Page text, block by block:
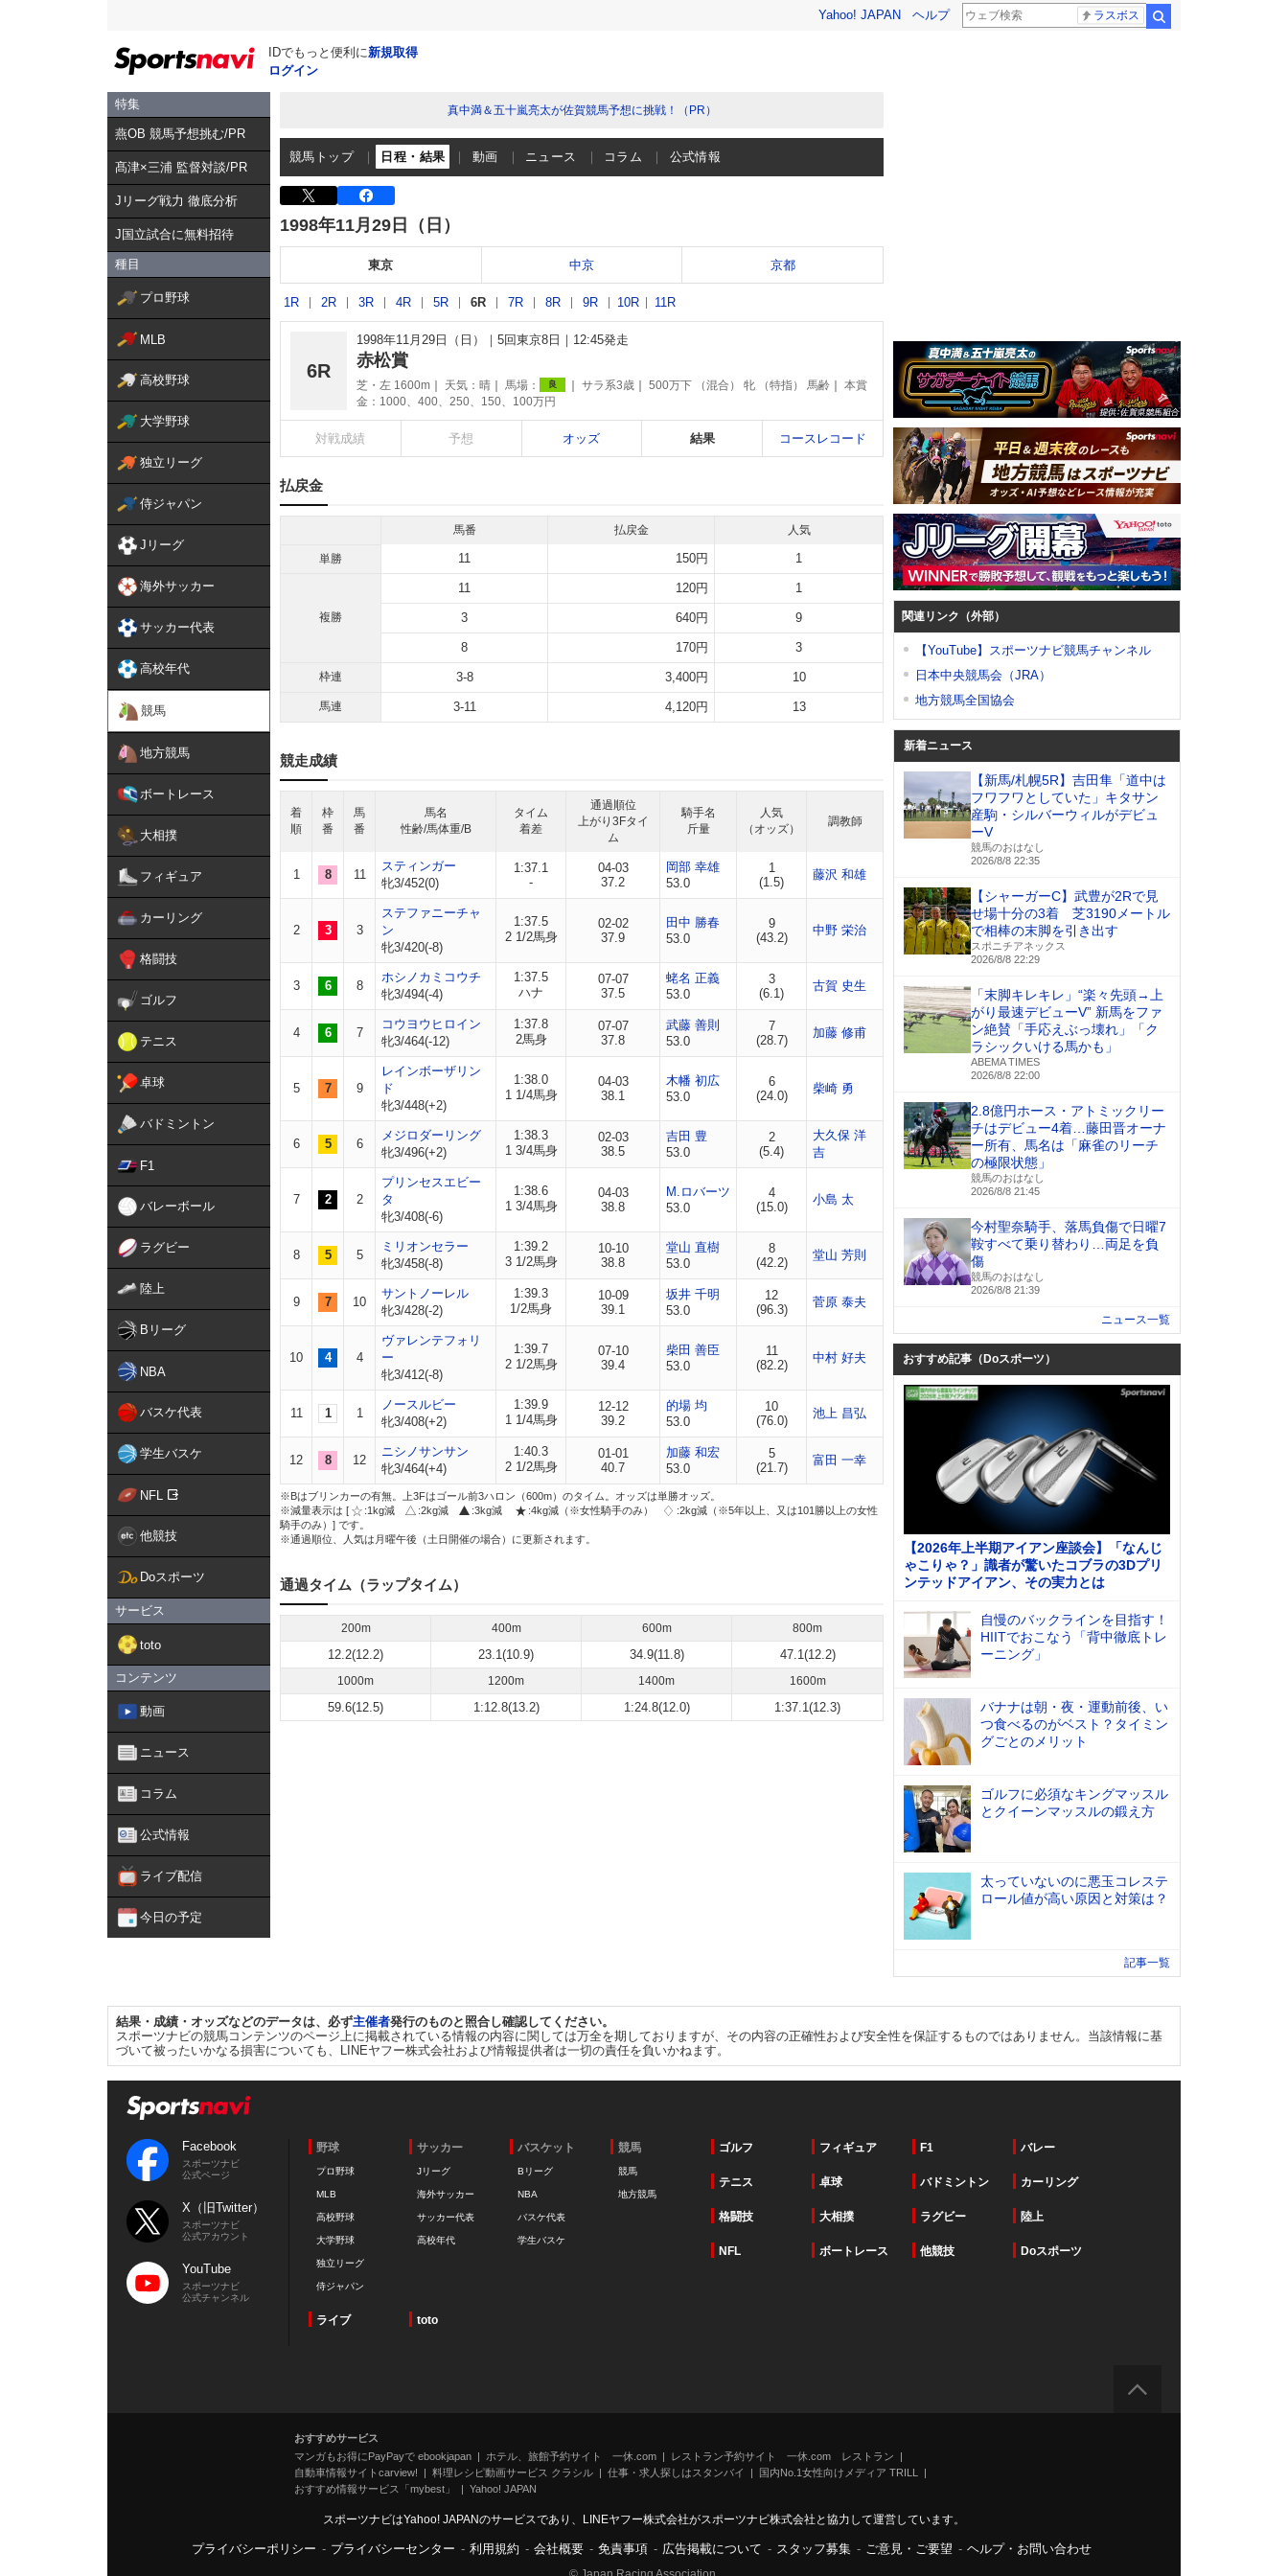
Yahoo! JAPAN ヘルプ ラスボス
IDでもっと便利に新規取得
ログイン
特集
燕OB 競馬予想挑む/PR
髙津×三浦 監督対談/PR
Jリーグ戦力 徹底分析
J国立試合に無料招待
種目
プロ野球
MLB
高校野球
大学野球
独立リーグ
侍ジャパン
Jリーグ
海外サッカー
サッカー代表
高校年代
競馬
地方競馬
ボートレース
大相撲
フィギュア
カーリング
格闘技
ゴルフ
テニス
卓球
バドミントン
F1
バレーボール
ラグビー
陸上
Bリーグ
NBA
バスケ代表
学生バスケ
NFL
他競技
Doスポーツ
サービス
toto
コンテンツ
動画
ニュース
コラム
公式情報
ライブ配信
今日の予定
真中満＆五十嵐亮太が佐賀競馬予想に挑戦！（PR）
競馬トップ 日程・結果 動画 ニュース コラム 公式情報
1998年11月29日（日）
東京 中京 京都
1R 2R 3R 4R 5R 6R 7R 8R 9R 10R 11R
6R
1998年11月29日（日） 5回東京8日 12:45発走
赤松賞
芝・左 1600m 天気： 晴 馬場： 良 サラ系3歳 500万下 （混合） 牝 （特指） 馬齢
本賞
金：1000、400、250、150、100万円
対戦成績 予想 オッズ 結果 コースレコード
払戻金
馬番 払戻金 人気
単勝 11 150円 1
複勝
11 120円 1
3 640円 9
8 170円 3
枠連 3-8 3,400円 10
馬連 3-11 4,120円 13
競走成績
着
順
枠
番
馬
番
馬名
性齢/馬体重/B
タイム
着差
通過順位
上がり3Fタイ
ム
騎手名
斤量
人気
（オッズ）
調教師
1 8 11
スティンガー
牝3/452(0)
1:37.1
-
04-03
37.2
岡部 幸雄
53.0
1
(1.5)
藤沢 和雄
2 3 3
ステファニーチャ
ン
牝3/420(-8)
1:37.5
2 1/2馬身
02-02
37.9
田中 勝春
53.0
9
(43.2)
中野 栄治
3 6 8
ホシノカミコウチ
牝3/494(-4)
1:37.5
ハナ
07-07
37.5
蛯名 正義
53.0
3
(6.1)
古賀 史生
4 6 7
コウヨウヒロイン
牝3/464(-12)
1:37.8
2馬身
07-07
37.8
武藤 善則
53.0
7
(28.7)
加藤 修甫
5 7 9
レインボーザリン
ド
牝3/448(+2)
1:38.0
1 1/4馬身
04-03
38.1
木幡 初広
53.0
6
(24.0)
柴崎 勇
6 5 6
メジロダーリング
牝3/496(+2)
1:38.3
1 3/4馬身
02-03
38.5
吉田 豊
53.0
2
(5.4)
大久保 洋
吉
7 2 2
プリンセスエビー
タ
牝3/408(-6)
1:38.6
1 3/4馬身
04-03
38.8
M.ロバーツ
53.0
4
(15.0)
小島 太
8 5 5
ミリオンセラー
牝3/458(-8)
1:39.2
3 1/2馬身
10-10
38.8
堂山 直樹
53.0
8
(42.2)
堂山 芳則
9 7 10
サントノーレル
牝3/428(-2)
1:39.3
1/2馬身
10-09
39.1
坂井 千明
53.0
12
(96.3)
菅原 泰夫
10 4 4
ヴァレンテフォリ
ー
牝3/412(-8)
1:39.7
2 1/2馬身
07-10
39.4
柴田 善臣
53.0
11
(82.2)
中村 好夫
11 1 1
ノースルビー
牝3/408(+2)
1:39.9
1 1/4馬身
12-12
39.2
的場 均
53.0
10
(76.0)
池上 昌弘
12 8 12
ニシノサンサン
牝3/464(+4)
1:40.3
2 1/2馬身
01-01
40.7
加藤 和宏
53.0
5
(21.7)
富田 一幸
※Bはブリンカーの有無。上3Fはゴール前3ハロン（600m）のタイム。オッズは単勝オッズ。
※減量表示は [
:1kg減 :2kg減 :3kg減 :4kg減（※女性騎手のみ）
:2kg減（※5年以上、又は101勝以上の女性
騎手のみ）] です。
※通過順位、人気は月曜午後（土日開催の場合）に更新されます。
通過タイム（ラップタイム）
200m 400m 600m 800m
12.2(12.2) 23.1(10.9) 34.9(11.8) 47.1(12.2)
1000m 1200m 1400m 1600m
59.6(12.5) 1:12.8(13.2) 1:24.8(12.0) 1:37.1(12.3)
関連リンク（外部）
【YouTube】スポーツナビ競馬チャンネル
日本中央競馬会（JRA）
地方競馬全国協会
新着ニュース
【新馬/札幌5R】吉田隼「道中は
フワフワとしていた」キタサン
産駒・シルバーウィルがデビュ
ーV
競馬のおはなし
2026/8/8 22:35
【シャーガーC】武豊が2Rで見
せ場十分の3着 芝3190メートル
で相棒の末脚を引き出す
スポニチアネックス
2026/8/8 22:29
「末脚キレキレ」“楽々先頭→上
がり最速デビューV” 新馬をファ
ン絶賛「手応えぶっ壊れ」「ク
ラシックいける馬かも」
ABEMA TIMES
2026/8/8 22:00
2.8億円ホース・アトミックリー
チはデビュー4着…藤田晋オーナ
ー所有、馬名は「麻雀のリーチ
の極限状態」
競馬のおはなし
2026/8/8 21:45
今村聖奈騎手、落馬負傷で日曜7
鞍すべて乗り替わり…両足を負
傷
競馬のおはなし
2026/8/8 21:39
ニュース一覧
おすすめ記事（Doスポーツ）
【2026年上半期アイアン座談会】「なんじ
ゃこりゃ？」識者が驚いたコブラの3Dプリ
ンテッドアイアン、その実力とは
自慢のバックラインを目指す！
HIITでおこなう「背中徹底トレ
ーニング」
バナナは朝・夜・運動前後、い
つ食べるのがベスト？タイミン
グごとのメリット
ゴルフに必須なキングマッスル
とクイーンマッスルの鍛え方
太っていないのに悪玉コレステ
ロール値が高い原因と対策は？
記事一覧
結果・成績・オッズなどのデータは、必ず主催者発行のものと照合し確認してください。
スポーツナビの競馬コンテンツのページ上に掲載されている情報の内容に関しては万全を期しておりますが、その内容の正確性および安全性を保証するものではありません。当該情報に基
づいて被ったいかなる損害についても、LINEヤフー株式会社および情報提供者は一切の責任を負いかねます。
Facebook
スポーツナビ
公式ページ
X（旧Twitter）
スポーツナビ
公式アカウント
YouTube
スポーツナビ
公式チャンネル
野球
プロ野球
MLB
高校野球
大学野球
独立リーグ
侍ジャパン
サッカー
Jリーグ
海外サッカー
サッカー代表
高校年代
バスケット
Bリーグ
NBA
バスケ代表
学生バスケ
競馬
競馬
地方競馬
ゴルフ フィギュア F1 バレー
テニス 卓球 バドミントン カーリング
格闘技 大相撲 ラグビー 陸上
NFL ボートレース 他競技 Doスポーツ
ライブ toto
おすすめサービス
マンガもお得にPayPayで ebookjapan
ホテル、旅館予約サイト 一休.com
レストラン予約サイト 一休.com レストラン
自動車情報サイトcarview!
料理レシピ動画サービス クラシル 仕事・求人探しはスタンバイ
国内No.1女性向けメディア TRILL
おすすめ情報サービス「mybest」
Yahoo! JAPAN
スポーツナビはYahoo! JAPANのサービスであり、LINEヤフー株式会社がスポーツナビ株式会社と協力して運営しています。
プライバシーポリシー - プライバシーセンター - 利用規約 - 会社概要 - 免責事項 - 広告掲載について - スタッフ募集 - ご意見・ご要望 - ヘルプ・お問い合わせ